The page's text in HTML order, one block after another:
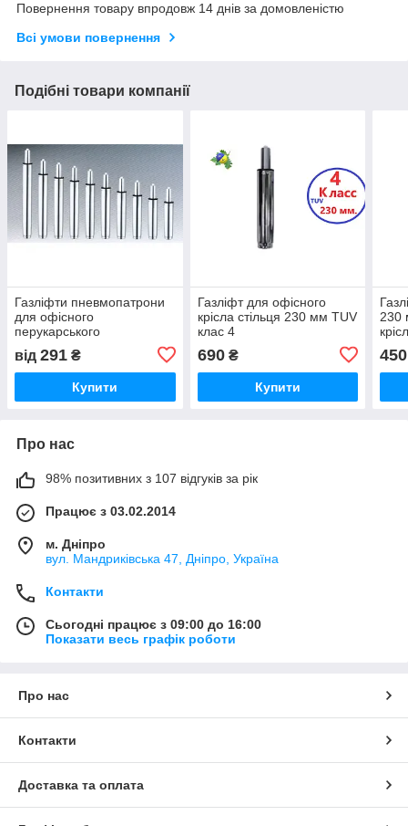
Повернення товару впродовж 14 днів за домовленістю
Всі умови повернення
Подібні товари компанії
Газліфти пневмопатрони
для офісного
перукарського
стільця
від 291 ₴
Купити
Газліфт для офісного
крісла стільця 230 мм TUV
клас 4
690₴
Купити
230
450
Про нас
98% позитивних з 107 відгуків за рік
Працює з 03.02.2014
м. Дніпро
вул. Мандриківська 47, Дніпро, Україна
Контакти
Сьогодні працює з 09:00 до 16:00
Показати весь графік роботи
Про нас
Контакти
Доставка та оплата